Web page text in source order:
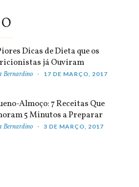
Dicas de Dieta que os
já Ouviram
Bernardino 17 DE MARÇO, 2017
Almoço: 7 Receitas Que
5 Minutos a Preparar
Bernardino 3 DE MARÇO, 2017